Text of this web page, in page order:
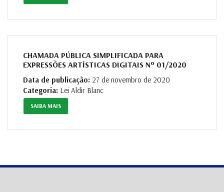
CHAMADA PÚBLICA SIMPLIFICADA PARA
EXPRESSÕES ARTÍSTICAS DIGITAIS Nº 01/2020
Data de publicação: 27 de novembro de 2020
Categoria: Lei Aldir Blanc
SAIBA MAIS